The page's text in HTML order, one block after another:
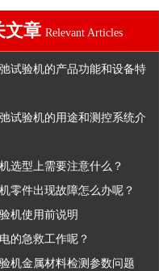
文章 Relevant Articles
试验机的产品功能和设备特
试验机的用途和测控系统介
选型上需要注意什么？
零件出现故障怎么办呢？
机使用前说明
的急救工作呢？
机金属材料检测参数问题